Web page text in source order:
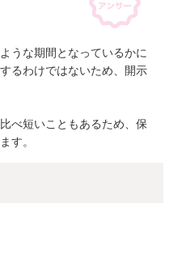
うな期間となっているかに
るわけではないため、開示
べ短いこともあるため、保
す。